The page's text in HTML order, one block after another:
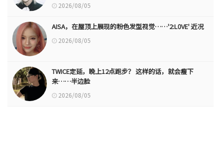
2026/08/05
AISA，在屋顶上展现的粉色发型视觉……'2:L0VE' 近况
2026/08/05
TWICE定延，晚上12点跑步？ 这样的话，就会瘦下
来……半边脸
2026/08/05